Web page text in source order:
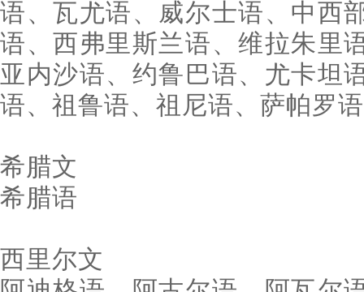
语、瓦尤语、威尔士语、中西
语、西弗里斯兰语、维拉朱里
亚内沙语、约鲁巴语、尤卡坦
语、祖鲁语、祖尼语、萨帕罗语
希腊文
希腊语
西里尔文